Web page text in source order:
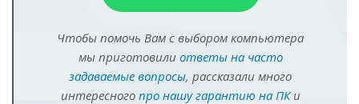
Чтобы помочь Вам с выбором компьютера
мы приготовили ответы на часто
задаваемые вопросы, рассказали много
интересного про нашу гарантию на ПКи